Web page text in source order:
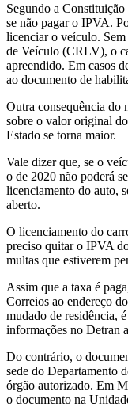
Segundo a
se não pagar o IPVA.
licenciar o veículo.
de Veículo (CRLV), o
apreendido. Em casos
ao documento de
Outra consequência do
sobre o valor original
Estado se torna maior.
Vale dizer que, se o
o de 2020 não poderá
licenciamento do auto,
aberto.
O licenciamento do
preciso quitar o IPVA
multas que estiverem
Assim que a taxa é
Correios ao endereço
mudado de residência,
informações no Detran
Do contrário, o
sede do Departamento
órgão autorizado. Em
o documento na